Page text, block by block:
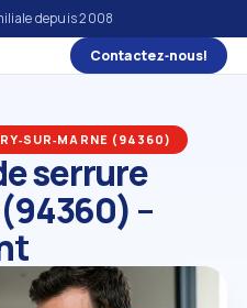
depuis 2008
Contactez‑nous!
(94360)
serrure
–